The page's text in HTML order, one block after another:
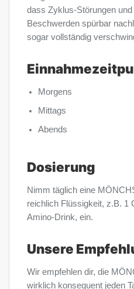
dass Zyklus-Störungen
Beschwerden spürbar
sogar vollständig
Morgens
Mittags
Abends
Dosierung
Nimm täglich eine
reichlich Flüssigkeit, z.B. 1
Amino-Drink, ein.
Unsere
Wir empfehlen dir, die
wirklich konsequent jeden